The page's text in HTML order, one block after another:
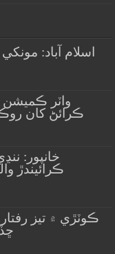
اسلام آباد:
واٽر ڪميشن
ڪرائڻ کان
خانپور:
ڪرائيندڙ
ڪوٽڙي ۾ تيز